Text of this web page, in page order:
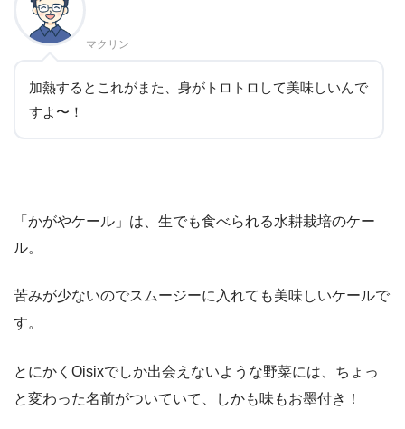
マクリン
加熱するとこれがまた、身がトロトロして美味しいんで
すよ〜！
「かがやケール」は、生でも食べられる水耕栽培のケー
ル。
苦みが少ないのでスムージーに入れても美味しいケールで
す。
とにかくOisixでしか出会えないような野菜には、ちょっ
と変わった名前がついていて、しかも味もお墨付き！